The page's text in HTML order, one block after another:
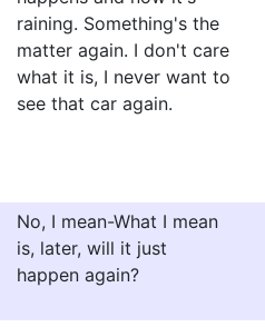
raining. Something's the
matter again. I don't care
what it is, I never want to
see that car again.
No, I mean-What I mean
is, later, will it just
happen again?